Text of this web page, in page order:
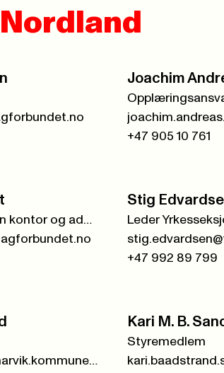
Joachim
+47 905 10 761
Leder Yrkesseksjon kontor og administrasjon
Stig
+47 992 89 799
orjan.barstrand@narvik.kommune.no
Kari M. B.
Styremedlem